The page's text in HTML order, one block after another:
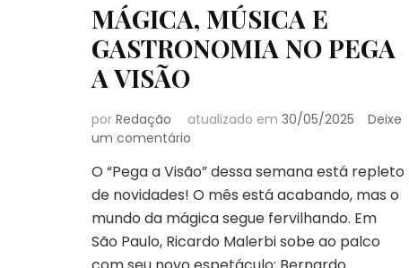
MÁGICA, MÚSICA E
GASTRONOMIA NO PEGA
A VISÃO
por Redação atualizado em 30/05/2025
Deixe
um comentário
MÚSICA
E
GASTRONOMIA
NO
PEGA
O “Pega a Visão” dessa semana está repleto
de novidades! O mês está acabando, mas o
mundo da mágica segue fervilhando. Em
São Paulo, Ricardo Malerbi sobe ao palco